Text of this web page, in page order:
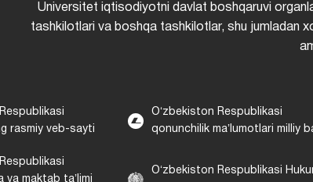
Universitet iqtisodiyotni davlat boshqaruvi
tashkilotlari va boshqa tashkilotlar, shu jumladan
rasmiy veb-sayti
Oʻzbekiston Respublikasi
qonunchilik maʼlumotlari milliy
va maktab taʼlimi
Oʻzbekiston Respublikasi